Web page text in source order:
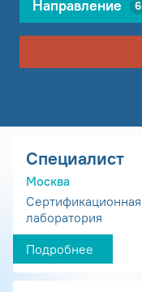
Направление 6
Специалист
Москва
Сертификационная
лаборатория
Подробнее